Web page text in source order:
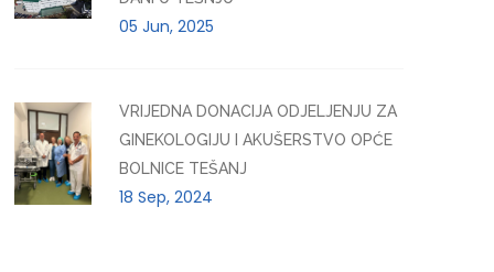
05 Jun, 2025
VRIJEDNA DONACIJA ODJELJENJU ZA
GINEKOLOGIJU I AKUŠERSTVO OPĆE
BOLNICE TEŠANJ
18 Sep, 2024